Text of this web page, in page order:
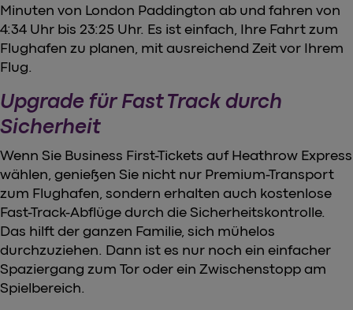
Minuten von London Paddington ab und fahren von
4:34 Uhr bis 23:25 Uhr. Es ist einfach, Ihre Fahrt zum
Flughafen zu planen, mit ausreichend Zeit vor Ihrem
Flug.
Upgrade für Fast Track durch
Sicherheit
Wenn Sie Business First-Tickets auf Heathrow Express
wählen, genießen Sie nicht nur Premium-Transport
zum Flughafen, sondern erhalten auch kostenlose
Fast-Track-Abflüge durch die Sicherheitskontrolle.
Das hilft der ganzen Familie, sich mühelos
durchzuziehen. Dann ist es nur noch ein einfacher
Spaziergang zum Tor oder ein Zwischenstopp am
Spielbereich.